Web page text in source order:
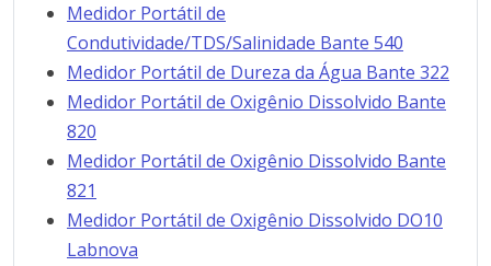
Medidor Portátil de
Condutividade/TDS/Salinidade Bante 540
Medidor Portátil de Dureza da Água Bante 322
Medidor Portátil de Oxigênio Dissolvido Bante
820
Medidor Portátil de Oxigênio Dissolvido Bante
821
Medidor Portátil de Oxigênio Dissolvido DO10
Labnova